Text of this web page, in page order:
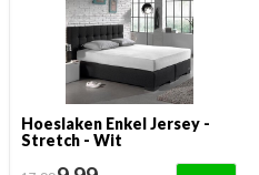
Hoeslaken Enkel Jersey -
Stretch - Wit